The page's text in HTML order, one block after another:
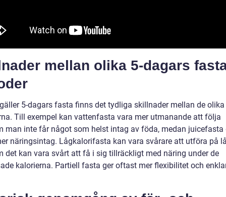
mellan olika 5-dagars
5-dagars fasta finns det tydliga skillnader mellan de olika
Till exempel kan vattenfasta vara mer utmanande att följa
man inte får något som helst intag av föda, medan juicefasta
näringsintag. Lågkalorifasta kan vara svårare att utföra på
det kan vara svårt att få i sig tillräckligt med näring under de
kalorierna. Partiell fasta ger oftast mer flexibilitet och